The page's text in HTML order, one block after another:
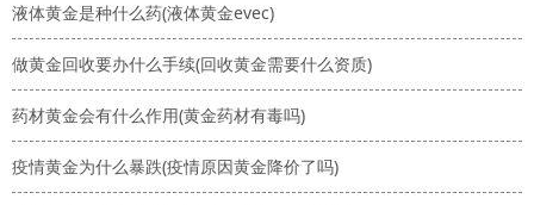
液体黄金是种什么药(液体黄金evec)
做黄金回收要办什么手续(回收黄金需要什么资质)
药材黄金会有什么作用(黄金药材有毒吗)
疫情黄金为什么暴跌(疫情原因黄金降价了吗)